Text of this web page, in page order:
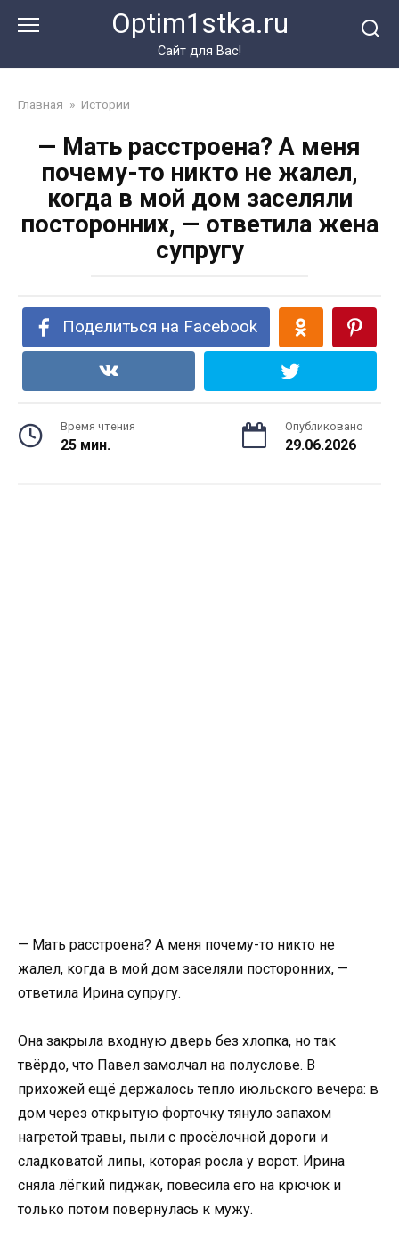
Optim1stka.ru
Сайт для Вас!
Главная » Истории
— Мать расстроена? А меня
почему-то никто не жалел,
когда в мой дом заселяли
посторонних, — ответила жена
супругу
Поделиться на Facebook
Время чтения
25 мин.
Опубликовано
29.06.2026
— Мать расстроена? А меня почему-то никто не
жалел, когда в мой дом заселяли посторонних, —
ответила Ирина супругу.
Она закрыла входную дверь без хлопка, но так
твёрдо, что Павел замолчал на полуслове. В
прихожей ещё держалось тепло июльского вечера: в
дом через открытую форточку тянуло запахом
нагретой травы, пыли с просёлочной дороги и
сладковатой липы, которая росла у ворот. Ирина
сняла лёгкий пиджак, повесила его на крючок и
только потом повернулась к мужу.